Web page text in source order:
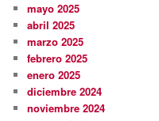
mayo 2025
abril 2025
marzo 2025
febrero 2025
enero 2025
diciembre 2024
noviembre 2024